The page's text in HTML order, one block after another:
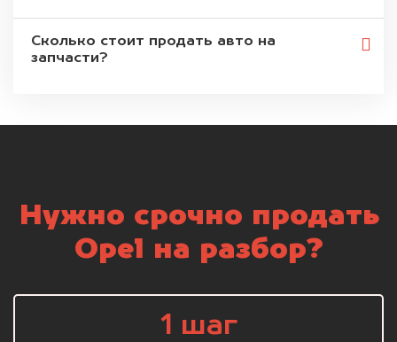
Сколько стоит продать авто на
запчасти?
Нужно срочно продать
Opel на разбор?
1 шаг